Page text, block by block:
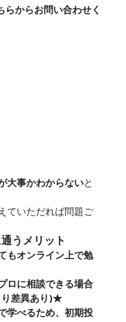
からお問い合わせく
大事かわからないと
ていただれば問題ご
うメリット
もオンライン上で勉
ロに相談できる場合
り差異あり)★
学べるため、初期投